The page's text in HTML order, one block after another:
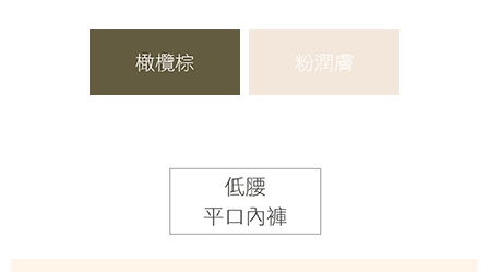
件資料，逾期未確認訂單將自動取消)